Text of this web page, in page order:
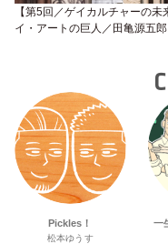
【第5回／ゲイカルチャーの
イ・アートの巨人／田亀源五
Pickles！
松本ゆうす
一